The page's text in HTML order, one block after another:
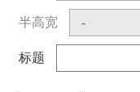
半高宽
标题